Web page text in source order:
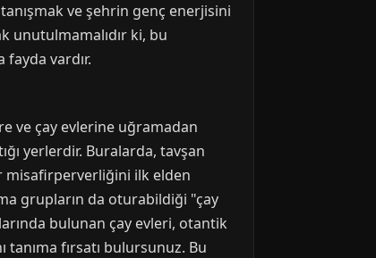
ve şehrin genç enerjisini
unutulmamalıdır ki, bu
vardır.
ve çay evlerine uğramadan
yerlerdir. Buralarda, tavşan
misafirperverliğini ilk elden
grupların da oturabildiği "çay
bulunan çay evleri, otantik
fırsatı bulursunuz. Bu